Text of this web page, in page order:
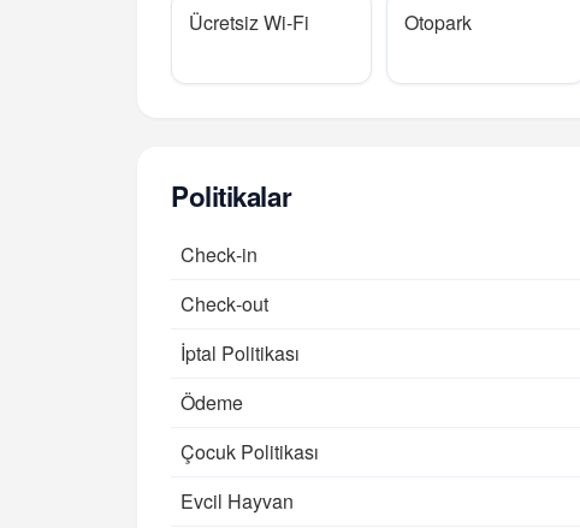
Ücretsiz Wi-Fi Otopark
Politikalar
Check‑in
Check‑out
İptal Politikası
Ödeme
Çocuk Politikası
Evcil Hayvan